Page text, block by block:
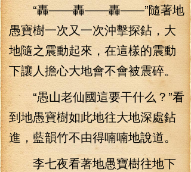
“轟——轟——轟——”隨著地
愚寶樹一次又一次沖擊探鉆，大
地隨之震動起來，在這樣的震動
下讓人擔心大地會不會被震碎。
“愚山老仙國這要干什么？”看
到地愚寶樹如此地往大地深處鉆
進，藍韻竹不由得喃喃地說道。
李七夜看著地愚寶樹往地下